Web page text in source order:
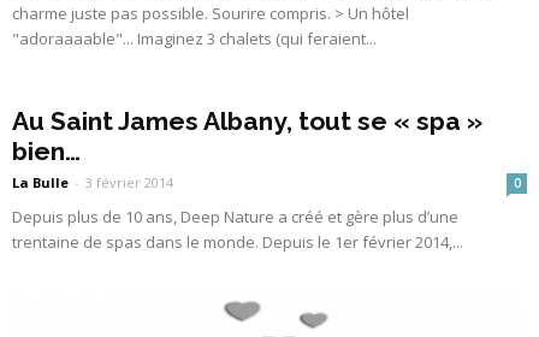
charme juste pas possible. Sourire compris. > Un hôtel
"adoraaaable"... Imaginez 3 chalets (qui feraient...
Au Saint James Albany, tout se « spa »
bien…
La Bulle - 3 février 2014 0
Depuis plus de 10 ans, Deep Nature a créé et gère plus d’une
trentaine de spas dans le monde. Depuis le 1er février 2014,...